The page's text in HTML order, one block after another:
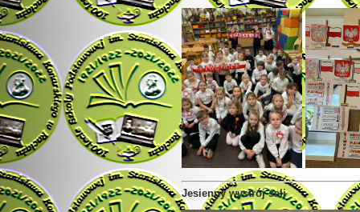
Jesienny wystrój sali